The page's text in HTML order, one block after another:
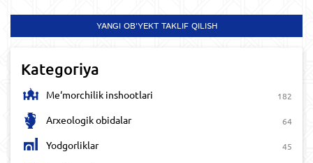
YANGI OB'YEKT TAKLIF QILISH
Kategoriya
Me‘morchilik inshootlari 182
Arxeologik obidalar 64
Yodgorliklar 45